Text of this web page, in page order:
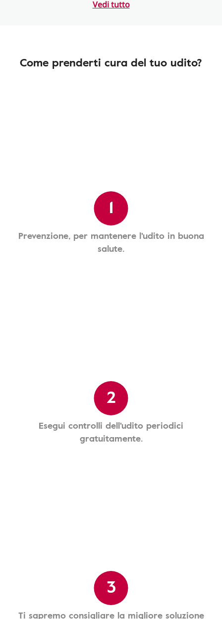
Vedi tutto
Come prenderti cura del tuo udito?
1
Prevenzione, per mantenere l'udito in buona
salute.
2
Esegui controlli dell'udito periodici
gratuitamente.
3
Ti sapremo consigliare la migliore soluzione